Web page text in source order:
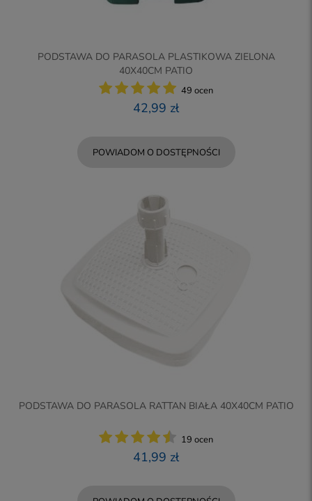
PODSTAWA DO PARASOLA PLASTIKOWA ZIELONA
40X40CM PATIO
49 ocen
42,99 zł
POWIADOM O DOSTĘPNOŚCI
PODSTAWA DO PARASOLA RATTAN BIAŁA 40X40CM PATIO
19 ocen
41,99 zł